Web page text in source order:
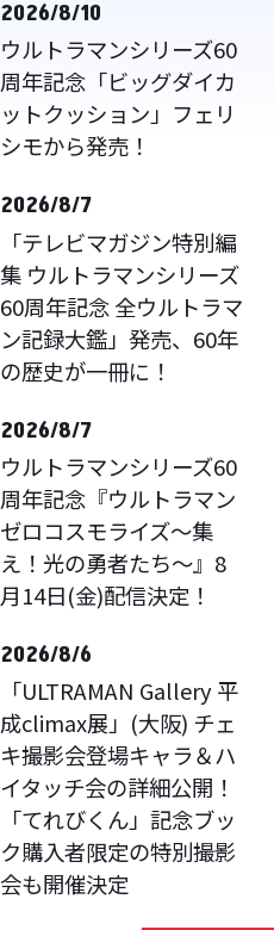
2026/8/10
ウルトラマンシリーズ60
周年記念「ビッグダイカ
ットクッション」フェリ
シモから発売！
2026/8/7
「テレビマガジン特別編
集 ウルトラマンシリーズ
60周年記念 全ウルトラマ
ン記録大鑑」発売、60年
の歴史が一冊に！
2026/8/7
ウルトラマンシリーズ60
周年記念『ウルトラマン
ゼロコスモライズ～集
え！光の勇者たち～』8
月14日(金)配信決定！
2026/8/6
「ULTRAMAN Gallery 平
成climax展」(大阪) チェ
キ撮影会登場キャラ＆ハ
イタッチ会の詳細公開！
「てれびくん」記念ブッ
ク購入者限定の特別撮影
会も開催決定